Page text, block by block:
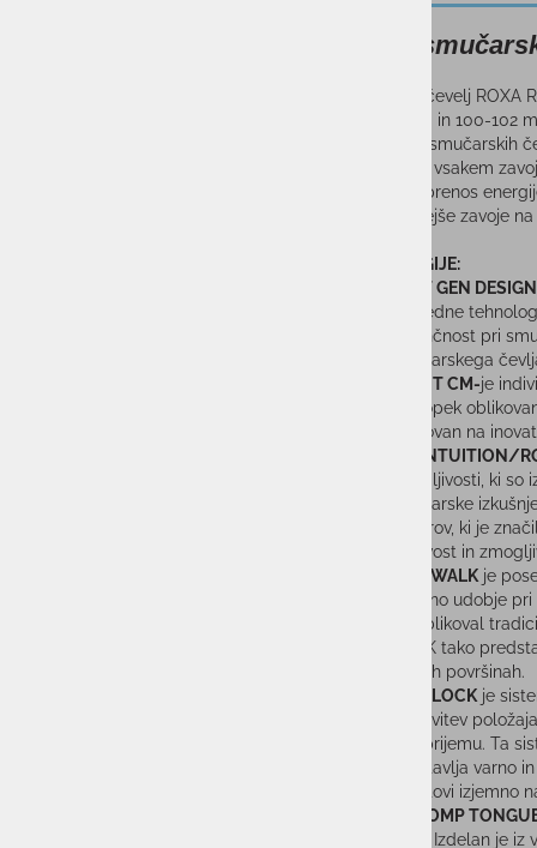
Moški
mučarski čevelj
130 fleksom in 100-102
v kategoriji smučarskih
občutek pri vsakem
optimalen prenos
najzahtevnejše zavoje
TEHNOLOGIJE:
NEXT GEN
napredne
natančnost pri
smučarskega
BIOFIT CM-je
postopek
zasnovan na
I.R. (INTUITION/
zmogljivosti, ki
smučarske
naporov, ki je
kakovost in
GRIP WALKje
izjemno udobje
preoblikoval
WALK tako
mokrih površinah.
OPTI LOCKje
nastavitev
po oprijemu. Ta
zagotavlja varno
zagotovi izjemno
I.R. COMP
ravni. Izdelan je